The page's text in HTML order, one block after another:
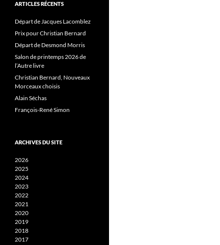
ARTICLES RÉCENTS
Départ de Jacques Lacomblez
Prix pour Christian Bernard
Départ de Desmond Morris
Salon de printemps 2026 de
l’Autre livre
Christian Bernard, Nouveaux
Morceaux choisis
Alain Séchas
François-René Simon
ARCHIVES DU SITE
2026
2025
2024
2023
2022
2021
2020
2019
2018
2017